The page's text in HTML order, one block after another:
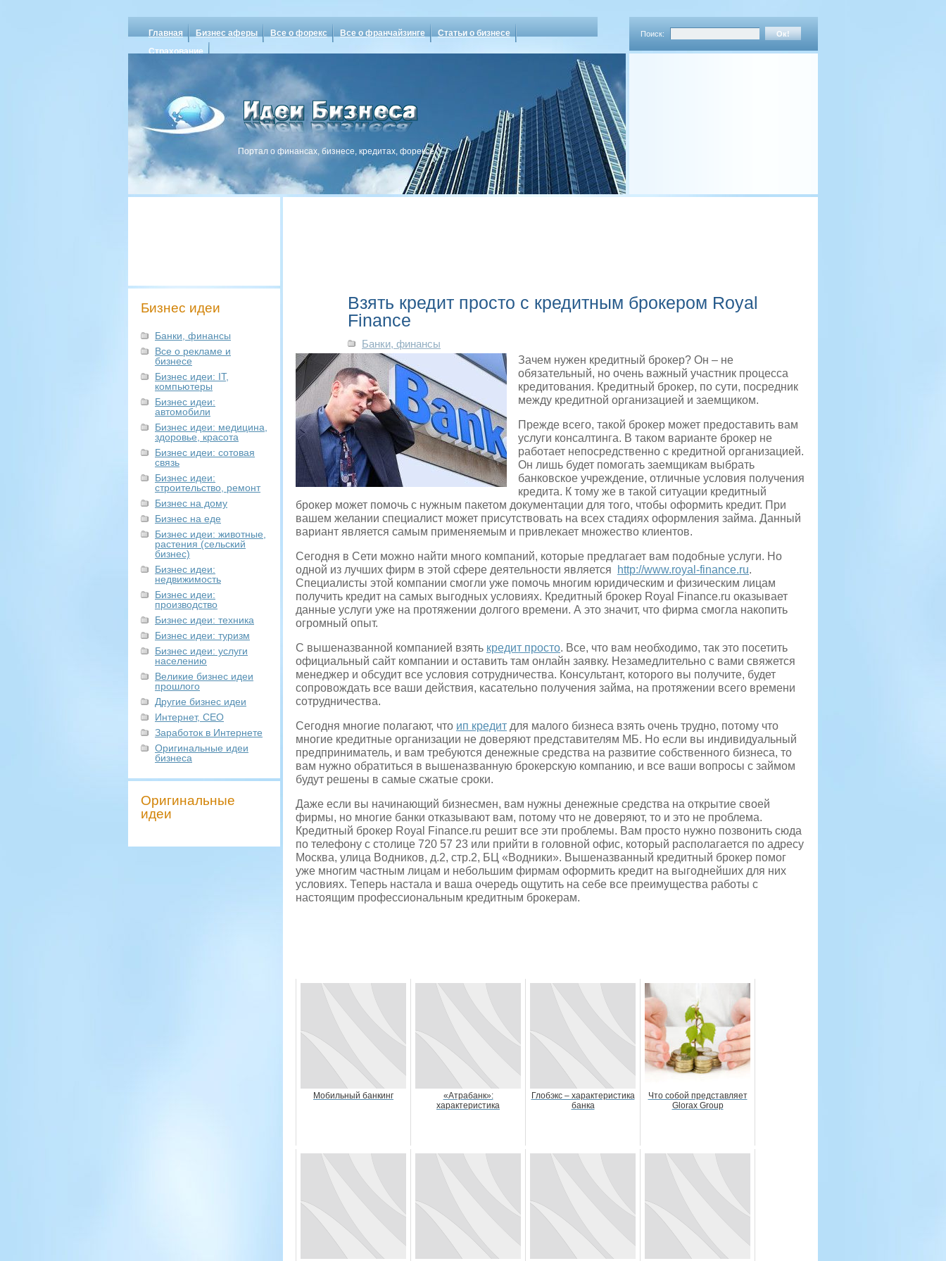
Главная Бизнес аферы Все о форекс Все о франчайзинге
Статьи о бизнесе
Страхование
Поиск:
Портал о финансах, бизнесе, кредитах, форексе
Бизнес идеи
Банки, финансы
Все о рекламе и
бизнесе
Бизнес идеи: IT,
компьютеры
Бизнес идеи:
автомобили
Бизнес идеи: медицина,
здоровье, красота
Бизнес идеи: сотовая
связь
Бизнес идеи:
строительство, ремонт
Бизнес на дому
Бизнес на еде
Бизнес идеи: животные,
растения (сельский
бизнес)
Бизнес идеи:
недвижимость
Бизнес идеи:
производство
Бизнес идеи: техника
Бизнес идеи: туризм
Бизнес идеи: услуги
населению
Великие бизнес идеи
прошлого
Другие бизнес идеи
Интернет, СЕО
Заработок в Интернете
Оригинальные идеи
бизнеса
Оригинальные
идеи
Взять кредит просто с кредитным брокером Royal
Finance
Банки, финансы
Зачем нужен кредитный брокер? Он – не
обязательный, но очень важный участник процесса
кредитования. Кредитный брокер, по сути, посредник
между кредитной организацией и заемщиком.
Прежде всего, такой брокер может предоставить вам
услуги консалтинга. В таком варианте брокер не
работает непосредственно с кредитной организацией.
Он лишь будет помогать заемщикам выбрать
банковское учреждение, отличные условия получения
кредита. К тому же в такой ситуации кредитный
брокер может помочь с нужным пакетом документации для того, чтобы оформить кредит. При
вашем желании специалист может присутствовать на всех стадиях оформления займа. Данный
вариант является самым применяемым и привлекает множество клиентов.
Сегодня в Сети можно найти много компаний, которые предлагает вам подобные услуги. Но
одной из лучших фирм в этой сфере деятельности является
http://www.royal-finance.ru.
Специалисты этой компании смогли уже помочь многим юридическим и физическим лицам
получить кредит на самых выгодных условиях. Кредитный брокер Royal Finance.ru оказывает
данные услуги уже на протяжении долгого времени. А это значит, что фирма смогла накопить
огромный опыт.
С вышеназванной компанией взять кредит просто. Все, что вам необходимо, так это посетить
официальный сайт компании и оставить там онлайн заявку. Незамедлительно с вами свяжется
менеджер и обсудит все условия сотрудничества. Консультант, которого вы получите, будет
сопровождать все ваши действия, касательно получения займа, на протяжении всего времени
сотрудничества.
Сегодня многие полагают, что ип кредит для малого бизнеса взять очень трудно, потому что
многие кредитные организации не доверяют представителям МБ. Но если вы индивидуальный
предприниматель, и вам требуются денежные средства на развитие собственного бизнеса, то
вам нужно обратиться в вышеназванную брокерскую компанию, и все ваши вопросы с займом
будут решены в самые сжатые сроки.
Даже если вы начинающий бизнесмен, вам нужны денежные средства на открытие своей
фирмы, но многие банки отказывают вам, потому что не доверяют, то и это не проблема.
Кредитный брокер Royal Finance.ru решит все эти проблемы. Вам просто нужно позвонить сюда
по телефону с столице 720 57 23 или прийти в головной офис, который располагается по адресу
Москва, улица Водников, д.2, стр.2, БЦ «Водники». Вышеназванный кредитный брокер помог
уже многим частным лицам и небольшим фирмам оформить кредит на выгоднейших для них
условиях. Теперь настала и ваша очередь ощутить на себе все преимущества работы с
настоящим профессиональным кредитным брокерам.
Мобильный банкинг
«Атрабанк»:
характеристика
Глобэкс – характеристика
банка
Что собой представляет
Glorax Group